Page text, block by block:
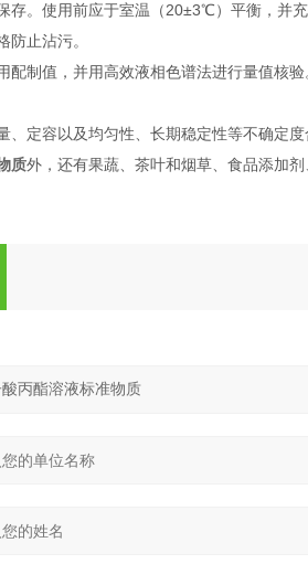
存。使用前应于室温（20±3℃）平衡，并
防止沾污。
用配制值，并用高效液相色谱法进行量
、定容以及均匀性、长期稳定性等不确定度
质外，还有果蔬、茶叶和烟草、食品添加